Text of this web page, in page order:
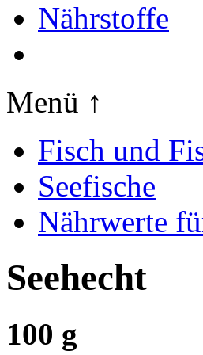
Nährstoffe
Menü ↑
Fisch und
Seefische
Nährwerte
Seehecht
100 g